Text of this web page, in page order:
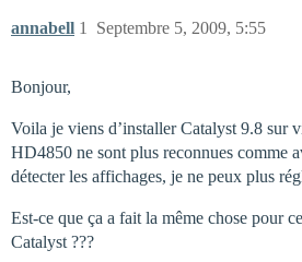
annabell Septembre 5, 2009, 5:55
1
Bonjour,
Voila je viens d’installer Catalyst 9.8 sur
HD4850 ne sont plus reconnues comme
détecter les affichages, je ne peux plus
Est-ce que ça a fait la même chose pour
Catalyst ???